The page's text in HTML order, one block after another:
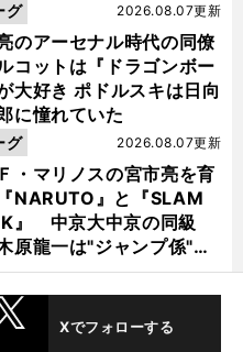
のアーセナル時代の同僚
コットは『ドラゴンボー
大好き ポドルスキは日向
に憧れていた
2026.08.07更新
グ
・マリノスの宮市亮を育
NARUTO』と『SLAM
』 中京大中京の同級
原龍一は"ジャンプ係"だ
2026.08.07更新
グ
Xでフォローする